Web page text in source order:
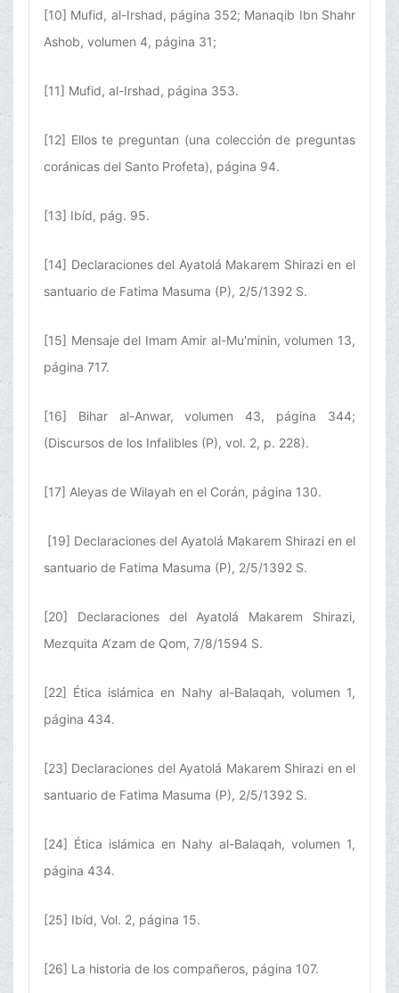
[10] Mufid, al-Irshad, página 352; Manaqib Ibn Shahr
Ashob, volumen 4, página 31;
[11] Mufid, al-Irshad, página 353.
[12] Ellos te preguntan (una colección de preguntas
coránicas del Santo Profeta), página 94.
[13] Ibíd, pág. 95.
[14] Declaraciones del Ayatolá Makarem Shirazi en el
santuario de Fatima Masuma (P), 2/5/1392 S.
[15] Mensaje del Imam Amir al-Mu'minin, volumen 13,
página 717.
[16] Bihar al-Anwar, volumen 43, página 344;
(Discursos de los Infalibles (P), vol. 2, p. 228).
[17] Aleyas de Wilayah en el Corán, página 130.
[19] Declaraciones del Ayatolá Makarem Shirazi en el
santuario de Fatima Masuma (P), 2/5/1392 S.
[20] Declaraciones del Ayatolá Makarem Shirazi,
Mezquita A’zam de Qom, 7/8/1594 S.
[22] Ética islámica en Nahy al-Balaqah, volumen 1,
página 434.
[23] Declaraciones del Ayatolá Makarem Shirazi en el
santuario de Fatima Masuma (P), 2/5/1392 S.
[24] Ética islámica en Nahy al-Balaqah, volumen 1,
página 434.
[25] Ibíd, Vol. 2, página 15.
[26] La historia de los compañeros, página 107.